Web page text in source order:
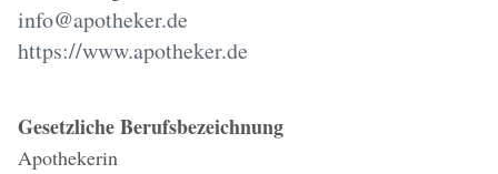
info@apotheker.de
https://www.apotheker.de
Gesetzliche Berufsbezeichnung
Apothekerin